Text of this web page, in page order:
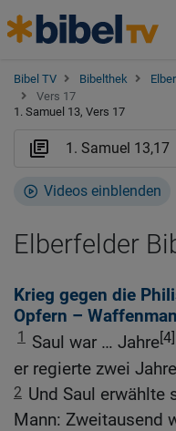
Bibel TV Bibelthek
Vers 17
1. Samuel 13, Vers 17
Videos einblenden
Elberfelder
Krieg gegen die
Opfern –
1 Saul war … Jahre[4]
er regierte zwei
2 Und Saul erwählte
Mann: Zweitausend